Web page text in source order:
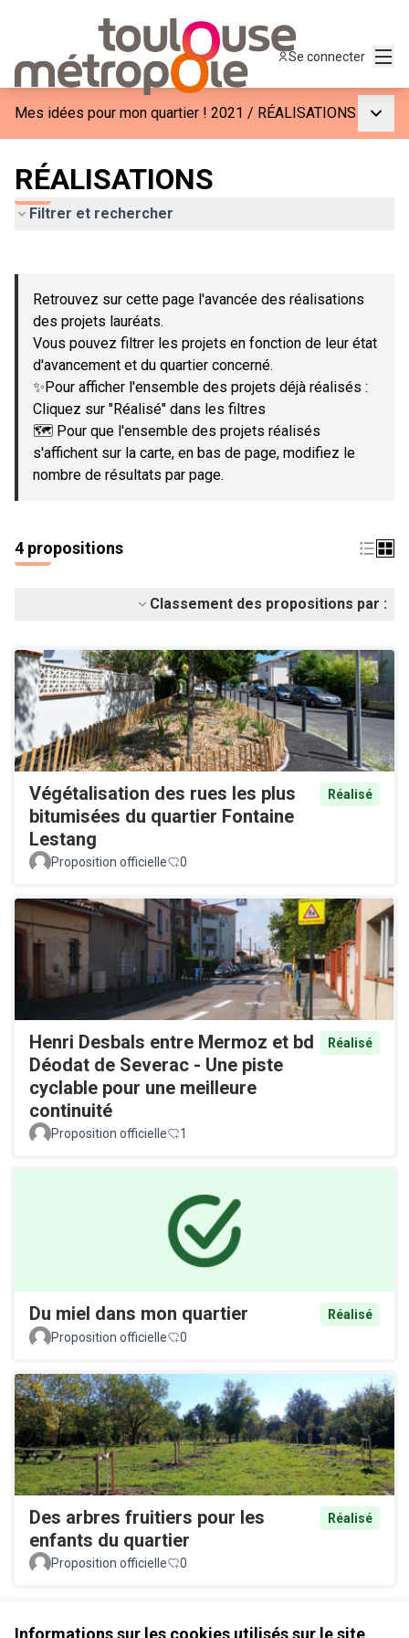
Informations sur les cookies utilisés sur le site
Se connecter
Mes idées pour mon quartier ! 2021 / RÉALISATIONS
RÉALISATIONS
Filtrer et rechercher
−
Retrouvez sur cette page l'avancée des réalisations
des projets lauréats.
Vous pouvez filtrer les projets en fonction de leur état
d'avancement et du quartier concerné.
✨Pour afficher l'ensemble des projets déjà réalisés :
Cliquez sur "Réalisé" dans les filtres
🗺️ Pour que l'ensemble des projets réalisés
s'affichent sur la carte, en bas de page, modifiez le
nombre de résultats par page.
4 propositions
Classement des propositions par :
Végétalisation des rues les plus
bitumisées du quartier Fontaine
Lestang
Réalisé
Proposition officielle 0
Henri Desbals entre Mermoz et bd
Déodat de Severac - Une piste
cyclable pour une meilleure
continuité
Réalisé
Proposition officielle 1
Du miel dans mon quartier
Réalisé
Proposition officielle
0
Des arbres fruitiers pour les
enfants du quartier
Réalisé
Proposition officielle 0